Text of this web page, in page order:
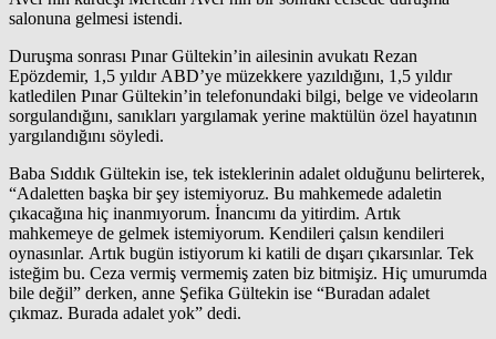
salonuna gelmesi istendi.
Duruşma sonrası Pınar Gültekin’in ailesinin avukatı Rezan
Epözdemir, 1,5 yıldır ABD’ye müzekkere yazıldığını, 1,5 yıldır
katledilen Pınar Gültekin’in telefonundaki bilgi, belge ve videoların
sorgulandığını, sanıkları yargılamak yerine maktülün özel hayatının
yargılandığını söyledi.
Baba Sıddık Gültekin ise, tek isteklerinin adalet olduğunu belirterek,
“Adaletten başka bir şey istemiyoruz. Bu mahkemede adaletin
çıkacağına hiç inanmıyorum. İnancımı da yitirdim. Artık
mahkemeye de gelmek istemiyorum. Kendileri çalsın kendileri
oynasınlar. Artık bugün istiyorum ki katili de dışarı çıkarsınlar. Tek
isteğim bu. Ceza vermiş vermemiş zaten biz bitmişiz. Hiç umurumda
bile değil” derken, anne Şefika Gültekin ise “Buradan adalet
çıkmaz. Burada adalet yok” dedi.